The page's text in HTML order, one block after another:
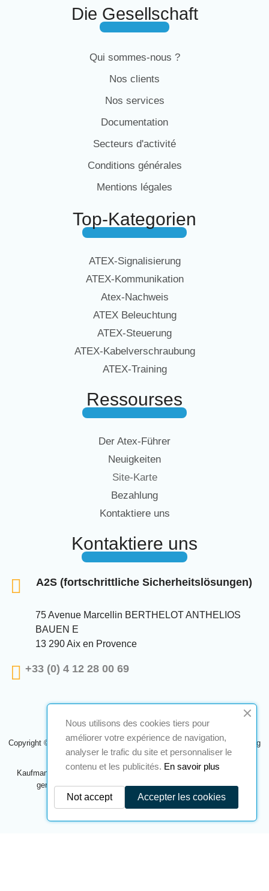
Die Gesellschaft
Qui sommes-nous ?
Nos clients
Nos services
Documentation
Secteurs d'activité
Conditions générales
Mentions légales
Top-Kategorien
ATEX-Signalisierung
ATEX-Kommunikation
Atex-Nachweis
ATEX Beleuchtung
ATEX-Steuerung
ATEX-Kabelverschraubung
ATEX-Training
Ressourses
Der Atex-Führer
Neuigkeiten
Site-Karte
Bezahlung
Kontaktiere uns
Kontaktiere uns
A2S (fortschrittliche Sicherheitslösungen)
75 Avenue Marcellin BERTHELOT ANTHELIOS
BAUEN E
13 290 Aix en Provence
+33 (0) 4 12 28 00 69
Copyright © 2024 A2S ATEX. Alle Rechte vorbehalten. Eine Realisierung
Navilog
Kaufmann, der von der offensichtlichen Meinung des Unternehmens
genehmigt wurde,Klicken Sie hier, um es zu überprüfen.
Nous utilisons des cookies tiers pour
améliorer votre expérience de navigation,
analyser le trafic du site et personnaliser le
contenu et les publicités. En savoir plus
Accepter les cookies
Not accept